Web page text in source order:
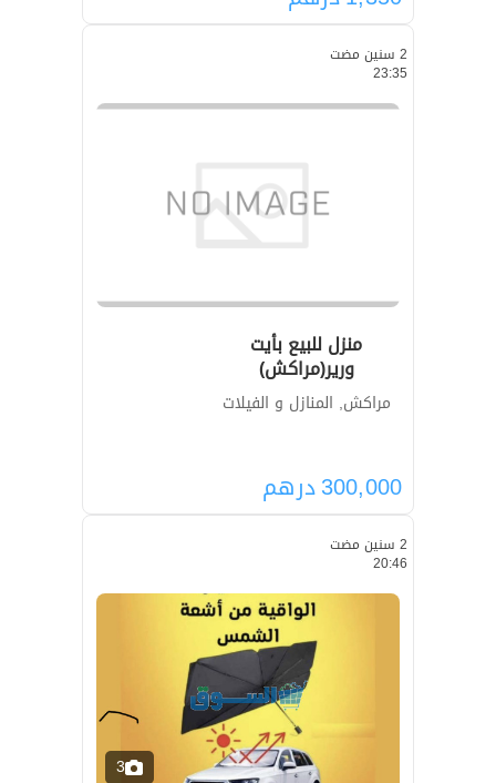
2 سنين مضت
23:35
منزل للبيع بأيت
ورير(مراكش)
مراكش, المنازل و الفيلات
300,000درهم
2 سنين مضت
20:46
3